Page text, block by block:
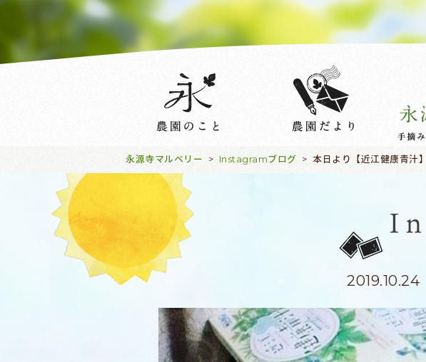
永源寺マルベリー > Instagramブログ >
2019.10.24